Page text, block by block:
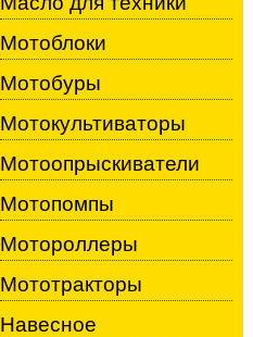
Мотоблоки
Мотобуры
Мотокультиваторы
Мотоопрыскиватели
Мотопомпы
Мотороллеры
Мототракторы
Навесное